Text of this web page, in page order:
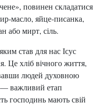
повинен складатися
масло, яйце-писанка,
або мирт, сіль.
став для нас Ісус
Це хліб вічного життя,
людей духовною
важливий етап
господинь мають свій